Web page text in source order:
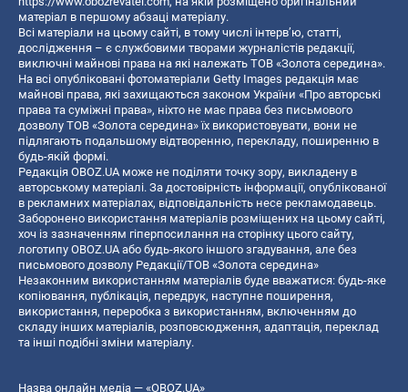
матеріал в першому абзаці матеріалу.
Всі матеріали на цьому сайті, в тому числі інтерв’ю, статті,
дослідження – є службовими творами журналістів редакції,
виключні майнові права на які належать ТОВ «Золота середина».
На всі опубліковані фотоматеріали Getty Images редакція має
майнові права, які захищаються законом України «Про авторські
права та суміжні права», ніхто не має права без письмового
дозволу ТОВ «Золота середина» їх використовувати, вони не
підлягають подальшому відтворенню, перекладу, поширенню в
будь-якій формі.
Редакція OBOZ.UA може не поділяти точку зору, викладену в
авторському матеріалі. За достовірність інформації, опублікованої
в рекламних матеріалах, відповідальність несе рекламодавець.
Заборонено використання матеріалів розміщених на цьому сайті,
хоч із зазначенням гіперпосилання на сторінку цього сайту,
логотипу OBOZ.UA або будь-якого іншого згадування, але без
письмового дозволу Редакції/ТОВ «Золота середина»
Незаконним використанням матеріалів буде вважатися: будь-яке
копiювання, публiкацiя, передрук, наступне поширення,
використання, переробка з використанням, включенням до
складу інших матеріалів, розповсюдження, адаптація, переклад
та інші подібні зміни матеріалу.
Назва онлайн медіа — «OBOZ.UA»